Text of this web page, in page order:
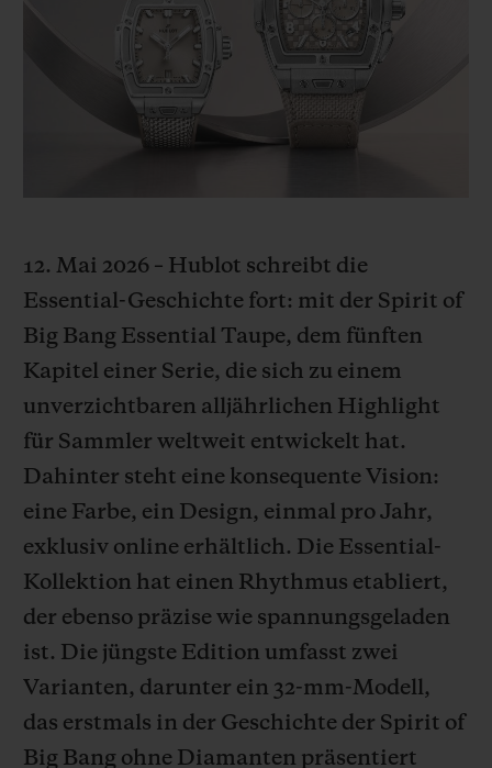
12. Mai 2026 – Hublot schreibt die
Essential-Geschichte fort: mit der Spirit of
Big Bang Essential Taupe, dem fünften
Kapitel einer Serie, die sich zu einem
unverzichtbaren alljährlichen Highlight
für Sammler weltweit entwickelt hat.
Dahinter steht eine konsequente Vision:
eine Farbe, ein Design, einmal pro Jahr,
exklusiv online erhältlich. Die Essential-
Kollektion hat einen Rhythmus etabliert,
der ebenso präzise wie spannungsgeladen
ist. Die jüngste Edition umfasst zwei
Varianten, darunter ein 32-mm-Modell,
das erstmals in der Geschichte der Spirit of
Big Bang ohne Diamanten präsentiert
SUMMER MULTI-
BIG BANG
PEACH CERAMIC
EXKLUSIVE DIENSTLEISTUNGEN
VORAUSSICHTLICHE LIEFERZEIT
SICHERE BEZAHLUNG
GESCHENKBEUTEL